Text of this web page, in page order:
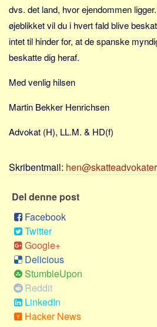
Statistik
Praktisk
Alle
Dokumenttyper
Emner
Skribenter
Steder
Om
Webstedet
Forhistorien
Redigering
Tekstannoncer
Bannere
Hjælp
dvs. det land, hvor ejendommen
øjeblikket vil du i hvert fald blive
intet til hinder for, at de spanske
beskatte dig heraf.
Med venlig hilsen
Martin Bekker Henrichsen
Advokat (H), LL.M. & HD(f)
Skribentmail:
Del denne post
Facebook
Twitter
Google+
Delicious
StumbleUpon
Reddit
LinkedIn
Hacker News